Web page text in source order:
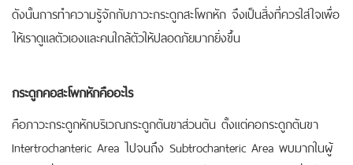
ดังนั้นการทำความรู้จักกับภาวะกระดูกสะโพกหัก จึงเป็นสิ่งที่ควรใส่ใจเพื่อ
ให้เราดูแลตัวเองและคนใกล้ตัวให้ปลอดภัยมากยิ่งขึ้น
กระดูกคอสะโพกหักคืออะไร
คือภาวะกระดูกหักบริเวณกระดูกต้นขาส่วนต้น ตั้งแต่คอกระดูกต้นขา
Intertrochanteric Area ไปจนถึง Subtrochanteric Area พบมากในผู้